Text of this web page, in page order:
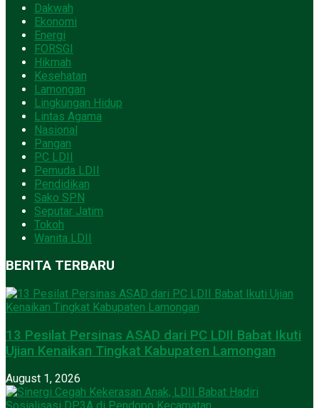
Dakwah
Ekonomi
Energi
FORSGI
Hikmah
Kesehatan
Lamongan
Lingkungan Hidup
Lintas Agama
Nasional
Pangan
PC LDII
Pemuda LDII
Pendidikan
Sako SPN
Seputar Jatim
Tokoh
Wanita LDII
BERITA TERBARU
13 Pesilat Persinas ASAD dari PC LDII Babat Ikuti
Ujian Kenaikan Tingkat Kabupaten Lamongan
August 1, 2026